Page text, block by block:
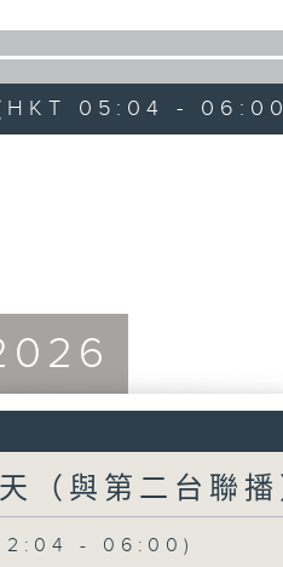
05:04 -
（與第二台聯
- 06:00)